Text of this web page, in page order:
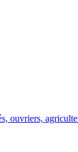
ouvriers,